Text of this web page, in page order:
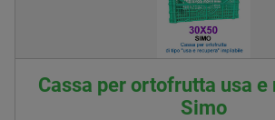
Cassa per ortofrutta usa e
Simo